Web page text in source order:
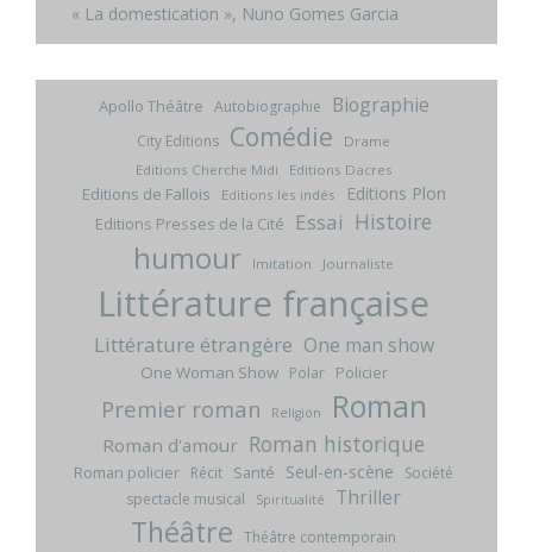
« La domestication », Nuno Gomes Garcia
Apollo Théâtre Autobiographie Biographie
City Editions Comédie
Drame
Editions Cherche Midi
Editions Dacres
Editions de Fallois Editions les indés Editions Plon
Editions Presses de la Cité Essai Histoire
humour Imitation Journaliste
Littérature française
Littérature étrangère One man show
One Woman Show Polar Policier
Premier roman Religion Roman
Roman d'amour Roman historique
Roman policier Récit Santé Seul-en-scène
Société
spectacle musical
Spiritualité Thriller
Théâtre Théâtre contemporain